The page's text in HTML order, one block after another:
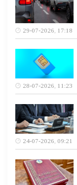
29-07-2026, 17:18
28-07-2026, 11:23
24-07-2026, 09:21